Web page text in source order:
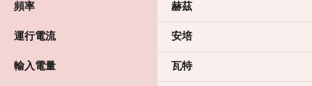
頻率 赫茲
運行電流 安培
輸入電量 瓦特